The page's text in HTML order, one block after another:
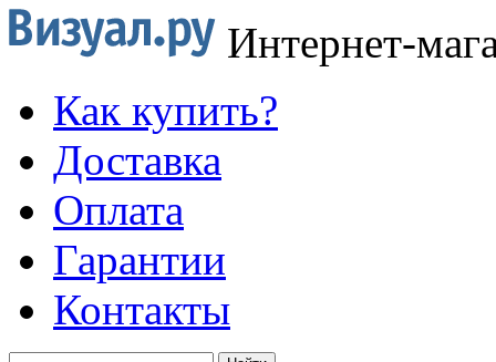
Интернет-
Как купить?
Доставка
Оплата
Гарантии
Контакты